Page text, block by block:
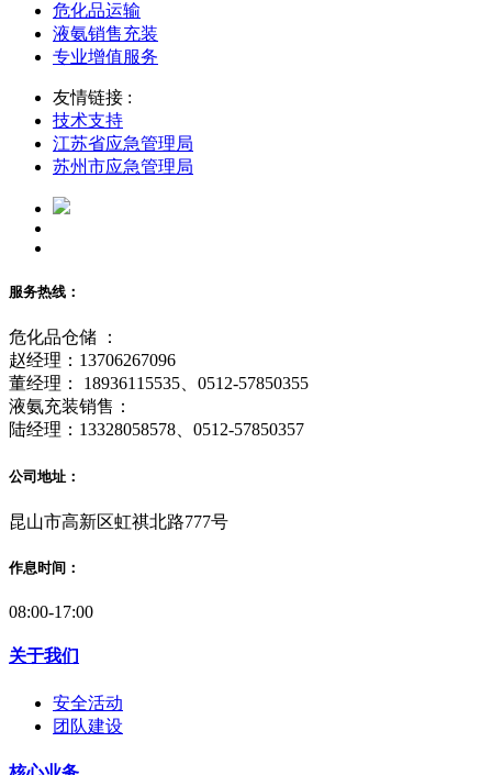
危化品运输
液氨销售充装
专业增值服务
友情链接 :
技术支持
江苏省应急管理局
苏州市应急管理局
服务热线：
危化品仓储 ：
赵经理：13706267096
董经理： 18936115535、0512-57850355
液氨充装销售：
陆经理：13328058578、0512-57850357
公司地址：
昆山市高新区虹祺北路777号
作息时间：
08:00-17:00
关于我们
安全活动
团队建设